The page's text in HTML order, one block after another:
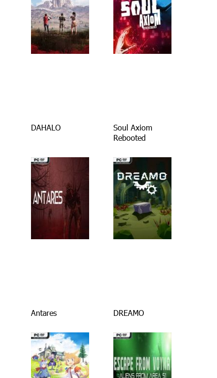
DAHALO
Soul Axiom
Rebooted
Antares DREAMO